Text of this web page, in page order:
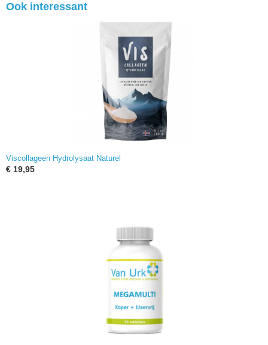
Ook interessant
Viscollageen Hydrolysaat Naturel
€ 19,95